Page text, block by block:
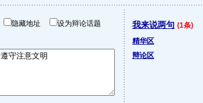
隐藏地址 设为辩论话题 我来说两句 (1条)
精华区
辩论区